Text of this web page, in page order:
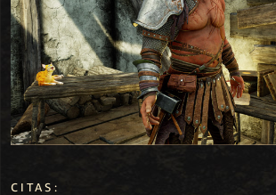
CITAS: